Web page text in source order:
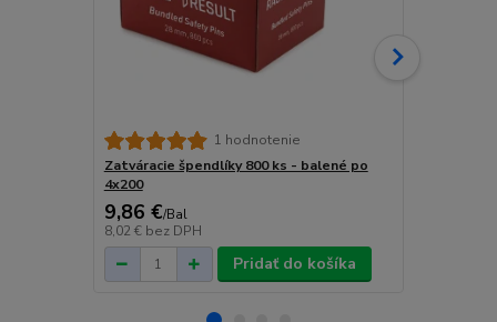
1 hodnotenie
Zatváracie špendlíky 800 ks - balené po
4x200
9,86 €/Bal
8,02 € bez DPH
Pridať do košíka